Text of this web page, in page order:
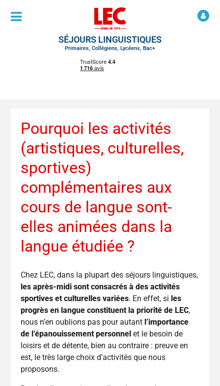
SÉJOURS LINGUISTIQUES
Primaires, Collégiens, Lycéens, Bac+
Pourquoi les activités
(artistiques, culturelles,
sportives)
complémentaires aux
cours de langue sont-
elles animées dans la
langue étudiée ?
Chez LEC, dans la plupart des séjours linguistiques,
les après-midi sont consacrés à des activités
sportives et culturelles variées. En effet, si les
progrès en langue constituent la priorité de LEC,
nous n’en oublions pas pour autant l’importance
de l’épanouissement personnel et le besoin de
loisirs et de détente, bien au contraire : preuve en
est, le très large choix d’activités que nous
proposons.